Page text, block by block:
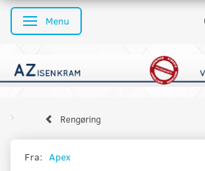
Skifte navigation
Menu
Rengøring
Fra: Apex